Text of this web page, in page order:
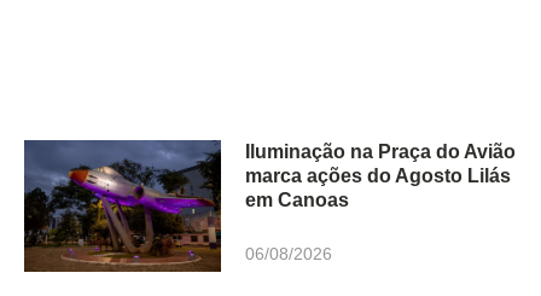
Iluminação na Praça do Avião
marca ações do Agosto Lilás
em Canoas
06/08/2026